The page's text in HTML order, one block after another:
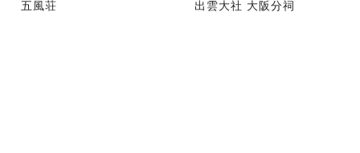
五風荘 出雲大社 大阪分祠